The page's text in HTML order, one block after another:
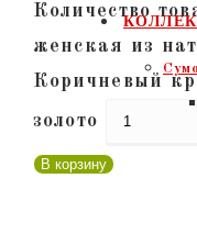
Количество
женская из
Коричневый
золото
В корзину